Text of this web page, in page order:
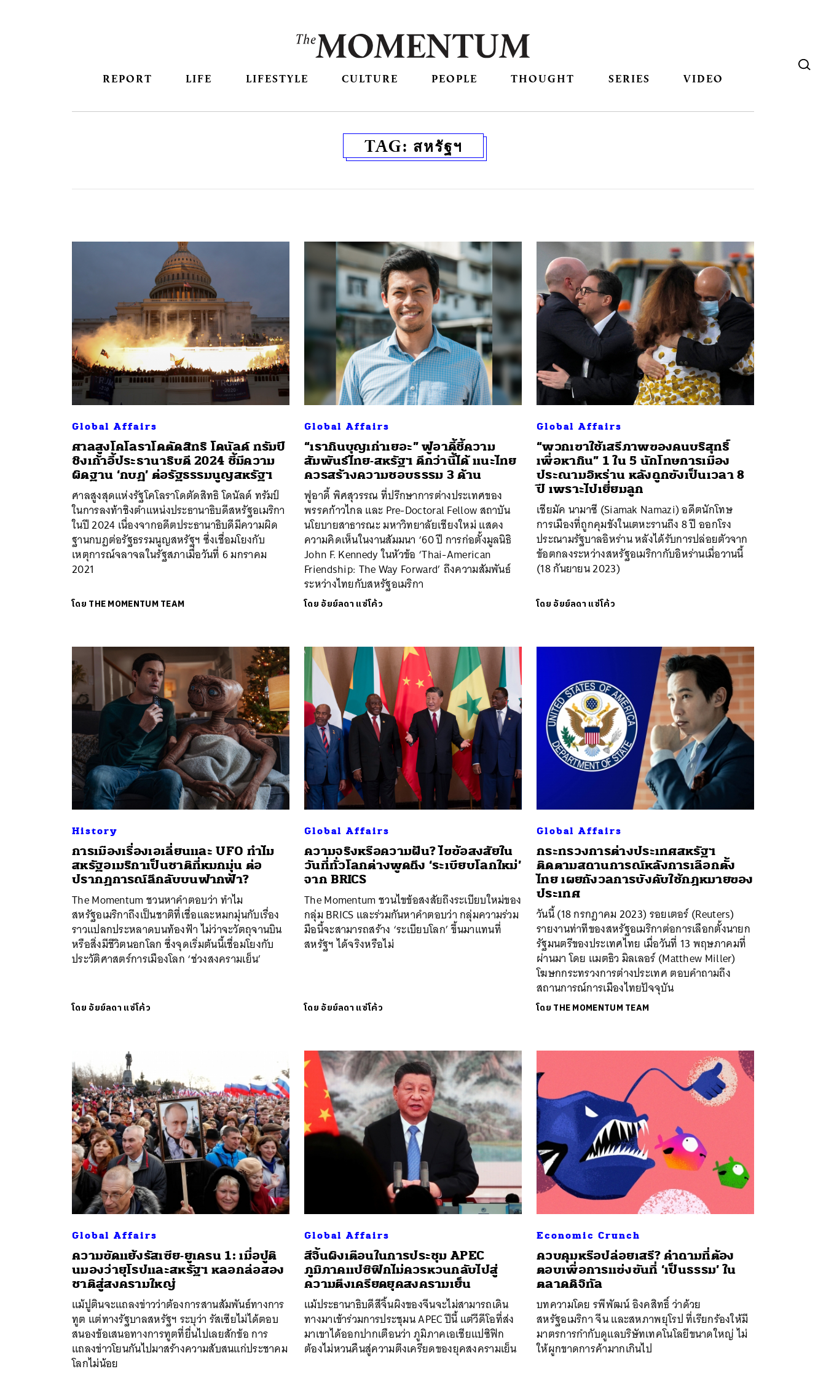
REPORT LIFE LIFESTYLE CULTURE PEOPLE THOUGHT SERIES VIDEO
TAG: สหรัฐฯ
Global Affairs
ศาลสูงโคโลราโดตัดสิทธิ โดนัลด์ ทรัมป์
ชิงเก้าอี้ประธานาธิบดี 2024 ชี้มีความ
ผิดฐาน ‘กบฏ’ ต่อรัฐธรรมนูญสหรัฐฯ
ศาลสูงสุดแห่งรัฐโคโลราโดตัดสิทธิ โดนัลด์ ทรัมป์
ในการลงท้าชิงตำแหน่งประธานาธิบดีสหรัฐอเมริกา
ในปี 2024 เนื่องจากอดีตประธานาธิบดีมีความผิด
ฐานกบฏต่อรัฐธรรมนูญสหรัฐฯ ซึ่งเชื่อมโยงกับ
เหตุการณ์จลาจลในรัฐสภาเมื่อวันที่ 6 มกราคม
2021
โดย THE MOMENTUM TEAM
Global Affairs
“เรากินบุญเก่าเยอะ” ฟูอาดี้ชี้ความ
สัมพันธ์ไทย-สหรัฐฯ ดีกว่านี้ได้ แนะไทย
ควรสร้างความชอบธรรม 3 ด้าน
ฟูอาดี้ พิศสุวรรณ ที่ปรึกษาการต่างประเทศของ
พรรคก้าวไกล และ Pre-Doctoral Fellow สถาบัน
นโยบายสาธารณะ มหาวิทยาลัยเชียงใหม่ แสดง
ความคิดเห็นในงานสัมมนา ‘60 ปี การก่อตั้งมูลนิธิ
John F. Kennedy ในหัวข้อ ‘Thai-American
Friendship: The Way Forward’ ถึงความสัมพันธ์
ระหว่างไทยกับสหรัฐอเมริกา
โดย อัยย์ลดา แซ่โค้ว
Global Affairs
“พวกเขาใช้เสรีภาพของคนบริสุทธิ์
เพื่อหากิน” 1 ใน 5 นักโทษการเมือง
ประณามอิหร่าน หลังถูกขังเป็นเวลา 8
ปี เพราะไปเยี่ยมลูก
เชียมัค นามาซี (Siamak Namazi) อดีตนักโทษ
การเมืองที่ถูกคุมขังในเตหะรานถึง 8 ปี ออกโรง
ประณามรัฐบาลอิหร่าน หลังได้รับการปล่อยตัวจาก
ข้อตกลงระหว่างสหรัฐอเมริกากับอิหร่านเมื่อวานนี้
(18 กันยายน 2023)
โดย อัยย์ลดา แซ่โค้ว
History
การเมืองเรื่องเอเลี่ยนและ UFO ทำไม
สหรัฐอเมริกาเป็นชาติที่หมกมุ่น ต่อ
ปรากฏการณ์ลึกลับบนฟากฟ้า?
The Momentum ชวนหาคำตอบว่า ทำไม
สหรัฐอเมริกาถึงเป็นชาติที่เชื่อและหมกมุ่นกับเรื่อง
ราวแปลกประหลาดบนท้องฟ้า ไม่ว่าจะวัตถุจานบิน
หรือสิ่งมีชีวิตนอกโลก ซึ่งจุดเริ่มต้นนี้เชื่อมโยงกับ
ประวัติศาสตร์การเมืองโลก ‘ช่วงสงครามเย็น’
โดย อัยย์ลดา แซ่โค้ว
Global Affairs
ความจริงหรือความฝัน? ไขข้อสงสัยใน
วันที่ทั่วโลกต่างพูดถึง ‘ระเบียบโลกใหม่’
จาก BRICS
The Momentum ชวนไขข้อสงสัยถึงระเบียบใหม่ของ
กลุ่ม BRICS และร่วมกันหาคำตอบว่า กลุ่มความร่วม
มือนี้จะสามารถสร้าง ‘ระเบียบโลก’ ขึ้นมาแทนที่
สหรัฐฯ ได้จริงหรือไม่
โดย อัยย์ลดา แซ่โค้ว
Global Affairs
กระทรวงการต่างประเทศสหรัฐฯ
ติดตามสถานการณ์หลังการเลือกตั้ง
ไทย เผยกังวลการบังคับใช้กฎหมายของ
ประเทศ
วันนี้ (18 กรกฎาคม 2023) รอยเตอร์ (Reuters)
รายงานท่าทีของสหรัฐอเมริกาต่อการเลือกตั้งนายก
รัฐมนตรีของประเทศไทย เมื่อวันที่ 13 พฤษภาคมที่
ผ่านมา โดย แมตธิว มิลเลอร์ (Matthew Miller)
โฆษกกระทรวงการต่างประเทศ ตอบคำถามถึง
สถานการณ์การเมืองไทยปัจจุบัน
โดย THE MOMENTUM TEAM
Global Affairs
ความขัดแย้งรัสเซีย-ยูเครน 1: เมื่อปูติ
นมองว่ายุโรปและสหรัฐฯ หลอกล่อสอง
ชาติสู่สงครามใหญ่
แม้ปูตินจะแถลงข่าวว่าต้องการสานสัมพันธ์ทางการ
ทูต แต่ทางรัฐบาลสหรัฐฯ ระบุว่า รัสเซียไม่ได้ตอบ
สนองข้อเสนอทางการทูตที่ยื่นไปเลยสักข้อ การ
แถลงข่าวโยนกันไปมาสร้างความสับสนแก่ประชาคม
โลกไม่น้อย
Global Affairs
สีจิ้นผิงเตือนในการประชุม APEC
ภูมิภาคแปซิฟิกไม่ควรหวนกลับไปสู่
ความตึงเครียดยุคสงครามเย็น
แม้ประธานาธิบดีสีจิ้นผิงของจีนจะไม่สามารถเดิน
ทางมาเข้าร่วมการประชุมน APEC ปีนี้ แต่วีดีโอที่ส่ง
มาเขาได้ออกปากเตือนว่า ภูมิภาคเอเชียแปซิฟิก
ต้องไม่หวนคืนสู่ความตึงเครียดของยุคสงครามเย็น
Economic Crunch
ควบคุมหรือปล่อยเสรี? คำถามที่ต้อง
ตอบเพื่อการแข่งขันที่ ‘เป็นธรรม’ ใน
ตลาดดิจิทัล
บทความโดย รพีพัฒน์ อิงคสิทธิ์ ว่าด้วย
สหรัฐอเมริกา จีน และสหภาพยุโรป ที่เรียกร้องให้มี
มาตรการกำกับดูแลบริษัทเทคโนโลยีขนาดใหญ่ ไม่
ให้ผูกขาดการค้ามากเกินไป
ค้นหา
SHARE TWEET LINE EMAIL